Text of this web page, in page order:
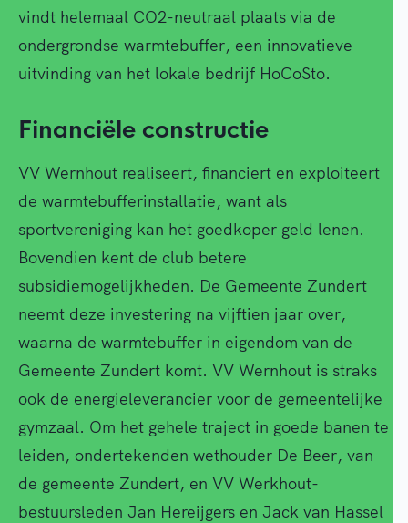
vindt helemaal CO2-neutraal plaats via de
ondergrondse warmtebuffer, een innovatieve
uitvinding van het lokale bedrijf HoCoSto.
Financiële constructie
VV Wernhout realiseert, financiert en exploiteert
de warmtebufferinstallatie, want als
sportvereniging kan het goedkoper geld lenen.
Bovendien kent de club betere
subsidiemogelijkheden. De Gemeente Zundert
neemt deze investering na vijftien jaar over,
waarna de warmtebuffer in eigendom van de
Gemeente Zundert komt. VV Wernhout is straks
ook de energieleverancier voor de gemeentelijke
gymzaal. Om het gehele traject in goede banen te
leiden, ondertekenden wethouder De Beer, van
de gemeente Zundert, en VV Werkhout-
bestuursleden Jan Hereijgers en Jack van Hassel